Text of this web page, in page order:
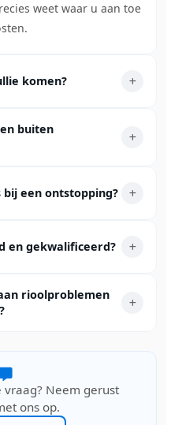
weet waar u aan toe
komen?
buiten
een ontstopping?
en gekwalificeerd?
rioolproblemen
Neem gerust
ons op.